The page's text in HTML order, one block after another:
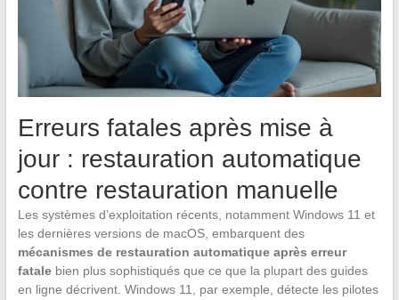
Erreurs fatales après mise à
jour : restauration automatique
contre restauration manuelle
Les systèmes d’exploitation récents, notamment Windows 11 et
les dernières versions de macOS, embarquent des
mécanismes de restauration automatique après erreur
fatalebien plus sophistiqués que ce que la plupart des guides
en ligne décrivent. Windows 11, par exemple, détecte les pilotes